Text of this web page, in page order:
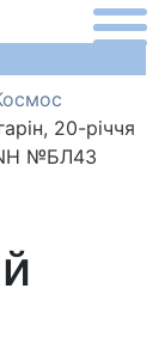
20-річчя
№БЛ43